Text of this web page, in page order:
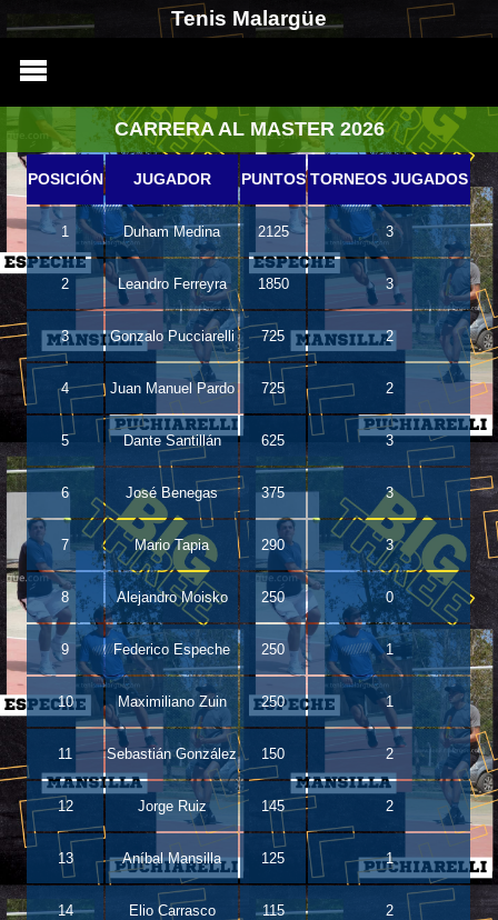
Tenis Malargüe
CARRERA AL MASTER 2026
POSICIÓN JUGADOR PUNTOS TORNEOS JUGADOS
1 Duham Medina 2125 3
2 Leandro Ferreyra 1850 3
3 Gonzalo Pucciarelli 725 2
4 Juan Manuel Pardo 725 2
5 Dante Santillán 625 3
6 José Benegas 375 3
7 Mario Tapia 290 3
8 Alejandro Moisko 250 0
9 Federico Espeche 250 1
10 Maximiliano Zuin 250 1
11 Sebastián González 150 2
12 Jorge Ruiz 145 2
13 Aníbal Mansilla 125 1
14 Elio Carrasco 115 2